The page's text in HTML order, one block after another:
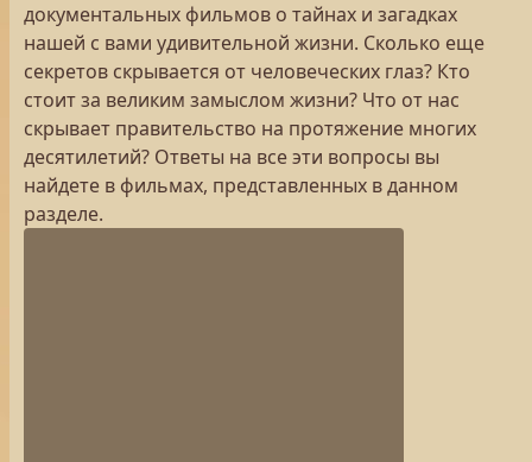
документальных фильмов о тайнах и загадках
нашей с вами удивительной жизни. Сколько еще
секретов скрывается от человеческих глаз? Кто
стоит за великим замыслом жизни? Что от нас
скрывает правительство на протяжение многих
десятилетий? Ответы на все эти вопросы вы
найдете в фильмах, представленных в данном
разделе.